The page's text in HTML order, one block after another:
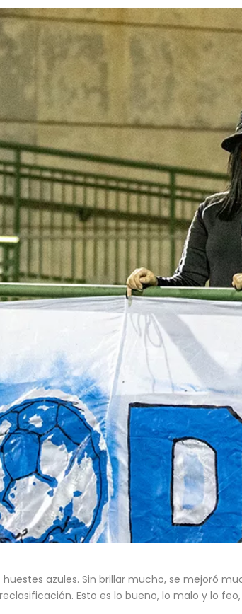
huestes azules. Sin brillar mucho, se mejoró
Esto es lo bueno, lo malo y lo feo,